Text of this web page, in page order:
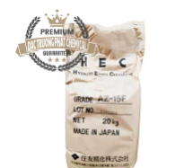
Chất Tạo Đặc Hec Mecellose
– Cenllulose Ether Nhật Bản